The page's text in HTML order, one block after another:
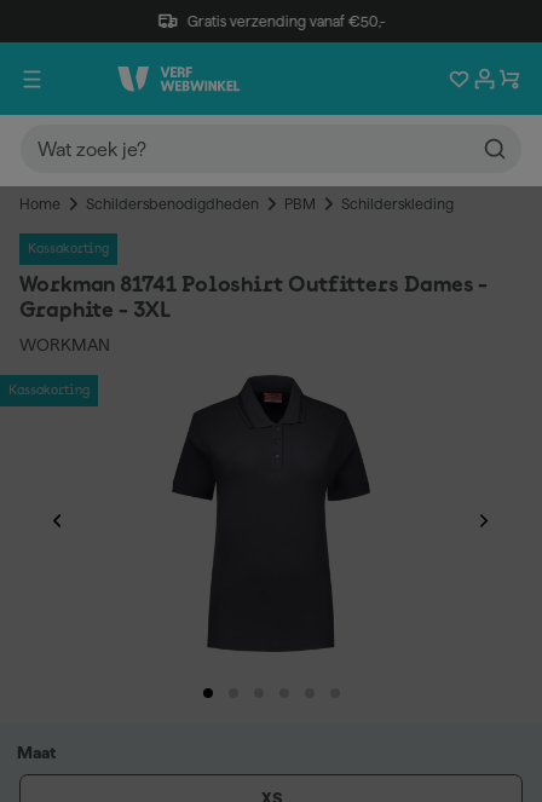
Gratis verzending vanaf €50,-
Home Schildersbenodigdheden PBM Schilderskleding
Kassakorting
Workman 81741 Poloshirt Outfitters Dames -
Graphite - 3XL
WORKMAN
Kassakorting
Maat